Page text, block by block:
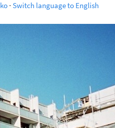
· Switch language to English